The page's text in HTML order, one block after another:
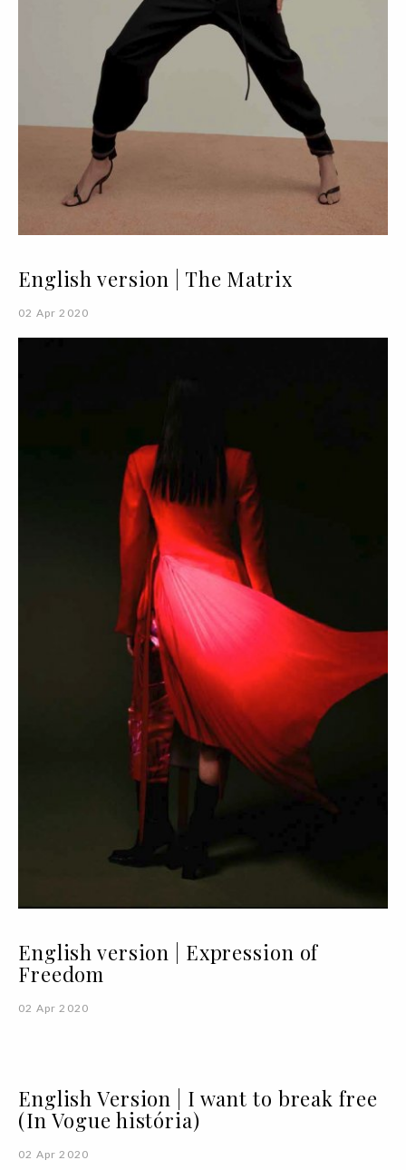
English version | The Matrix
02 Apr 2020
English version | Expression of
Freedom
02 Apr 2020
English Version | I want to break free
(In Vogue história)
02 Apr 2020